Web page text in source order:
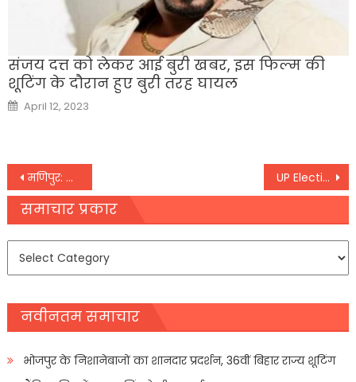
संजय दत्त को लेकर आई बुरी खबर, इस फिल्म की
शूटिंग के दौरान हुए बुरी तरह घायल
Posted
on
April 12, 2023
Post
navigation
मणिपुर: राहुल गांधी ने BJP और RSS पर साधा निशाना, UP Election 2022: सातवें चरण में कुल 613 उम्मीदवार आजमाएंगे किस्मत,
समाचार प्रकार
समाचार
नवीनतम समाचार
भोजपुर के निशानेबाजों का शानदार प्रदर्शन, 36वीं बिहार राज्य शूटिंग